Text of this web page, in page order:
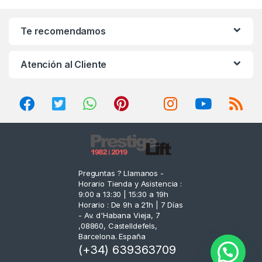
a
Te recomendamos
Atención al Cliente
Preguntas ? Llamanos -
Horario Tienda y Asistencia :
9:00 a 13:30 | 15:30 a 19h
Horario : De 9h a 21h | 7 Días
- Av. d'Habana Vieja, 7
,08860, Castelldefels,
Barcelona. España
(+34) 639363709